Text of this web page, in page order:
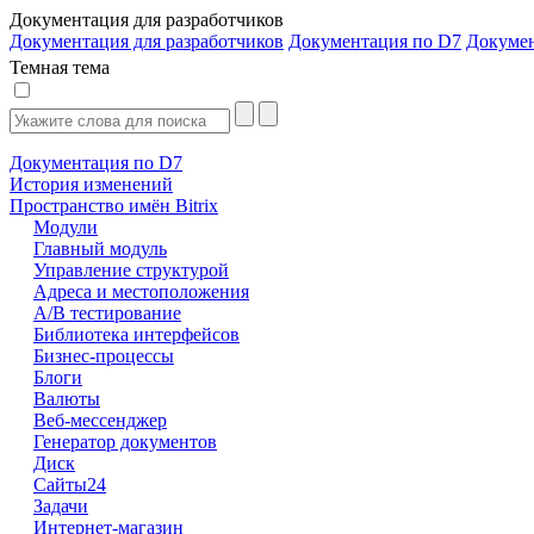
Документация для разработчиков
Документация для разработчиков Документация по D7
Темная тема
Документация по D7
История изменений
Пространство имён Bitrix
Модули
Главный модуль
Управление структурой
Адреса и местоположения
А/В тестирование
Библиотека интерфейсов
Бизнес-процессы
Блоги
Валюты
Веб-мессенджер
Генератор документов
Диск
Сайты24
Задачи
Интернет-магазин